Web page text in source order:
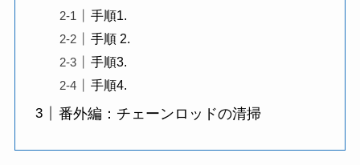
手順1.
手順 2.
手順3.
手順4.
番外編：チェーンロッドの清掃